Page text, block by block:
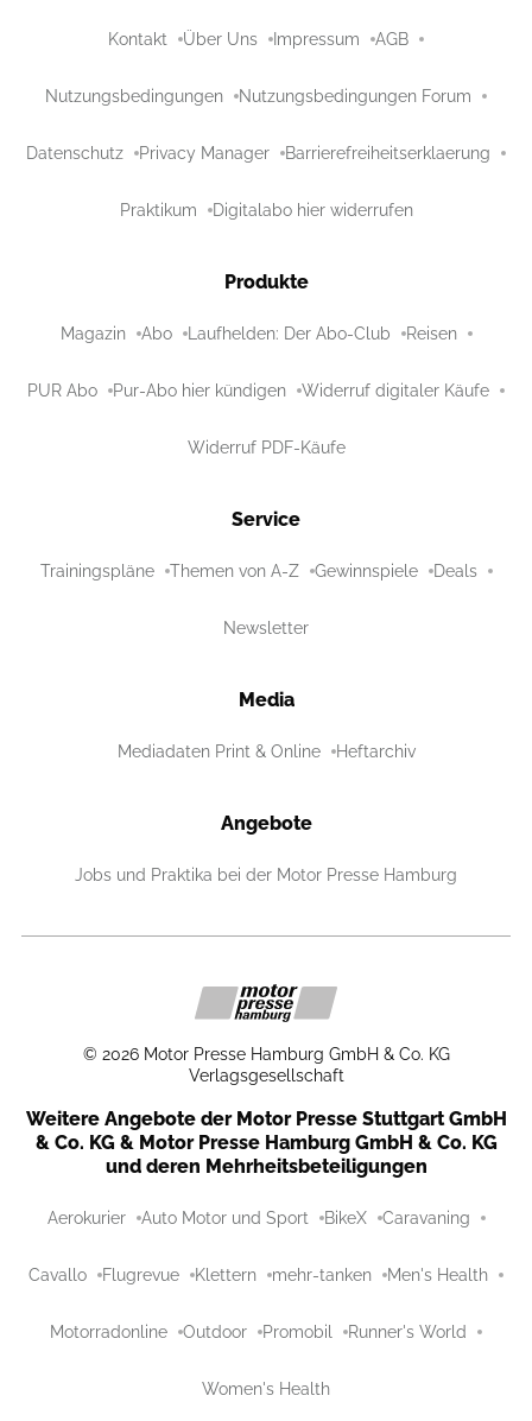
Kontakt Über Uns Impressum AGB
Nutzungsbedingungen Nutzungsbedingungen Forum
Datenschutz Privacy Manager Barrierefreiheitserklaerung
Praktikum Digitalabo hier widerrufen
Produkte
Magazin Abo Laufhelden: Der Abo-Club Reisen
PUR Abo Pur-Abo hier kündigen Widerruf digitaler Käufe
Widerruf PDF-Käufe
Service
Trainingspläne Themen von A-Z Gewinnspiele Deals
Newsletter
Media
Mediadaten Print & Online Heftarchiv
Angebote
Jobs und Praktika bei der Motor Presse Hamburg
© 2026 Motor Presse Hamburg GmbH & Co. KG
Verlagsgesellschaft
Weitere Angebote der Motor Presse Stuttgart GmbH
& Co. KG & Motor Presse Hamburg GmbH & Co. KG
und deren Mehrheitsbeteiligungen
Aerokurier Auto Motor und Sport BikeX Caravaning
Cavallo Flugrevue Klettern mehr-tanken Men's Health
Motorradonline Outdoor Promobil Runner's World
Women's Health